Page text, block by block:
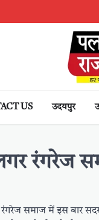
US उदयपुर
रंगरेज
रंगरेज समाज में इस बार